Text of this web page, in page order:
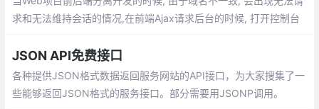
求和无法维持会话的情况,在前端Ajax请求后台的时候, 打开控制台
JSON API免费接口
各种提供JSON格式数据返回服务网站的API接口，为大家搜集了一
些能够返回JSON格式的服务接口。部分需要用JSONP调用。